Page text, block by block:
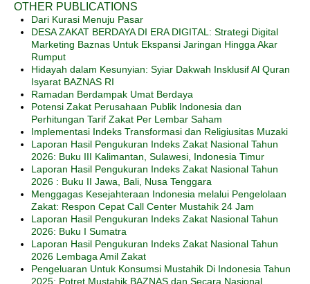
OTHER PUBLICATIONS
Dari Kurasi Menuju Pasar
DESA ZAKAT BERDAYA DI ERA DIGITAL: Strategi Digital
Marketing Baznas Untuk Ekspansi Jaringan Hingga Akar
Rumput
Hidayah dalam Kesunyian: Syiar Dakwah Insklusif Al Quran
Isyarat BAZNAS RI
Ramadan Berdampak Umat Berdaya
Potensi Zakat Perusahaan Publik Indonesia dan
Perhitungan Tarif Zakat Per Lembar Saham
Implementasi Indeks Transformasi dan Religiusitas Muzaki
Laporan Hasil Pengukuran Indeks Zakat Nasional Tahun
2026: Buku III Kalimantan, Sulawesi, Indonesia Timur
Laporan Hasil Pengukuran Indeks Zakat Nasional Tahun
2026 : Buku II Jawa, Bali, Nusa Tenggara
Menggagas Kesejahteraan Indonesia melalui Pengelolaan
Zakat: Respon Cepat Call Center Mustahik 24 Jam
Laporan Hasil Pengukuran Indeks Zakat Nasional Tahun
2026: Buku I Sumatra
Laporan Hasil Pengukuran Indeks Zakat Nasional Tahun
2026 Lembaga Amil Zakat
Pengeluaran Untuk Konsumsi Mustahik Di Indonesia Tahun
2025: Potret Mustahik BAZNAS dan Secara Nasional